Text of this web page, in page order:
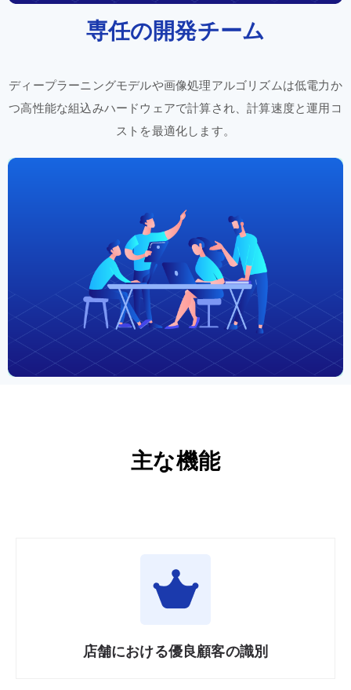
専任の開発チーム
ディープラーニングモデルや画像処理アルゴリズムは低電力 か
つ高性能な組込みハードウェアで計算され、計算速度と運用 コ
ストを最適化します。
主な機能
店舗における優良顧客の識別